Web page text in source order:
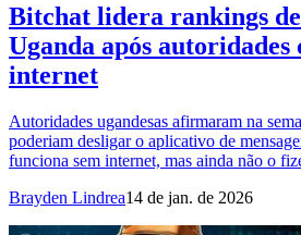
Bitchat lidera rankings de
Uganda após
internet
Autoridades ugandesas afirmaram na
poderiam desligar o aplicativo de
funciona sem internet, mas ainda não o
Brayden Lindrea14 de jan. de 2026